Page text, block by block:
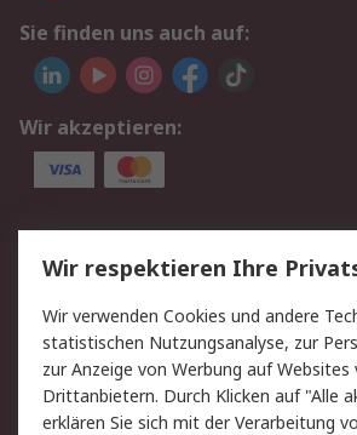
Sie finden uns auch auf:
Wir akzeptieren:
Service
Value Added Services
Rücksendungen
Hilfe
Rechtliches
Wir respektieren Ihre
Wir verwenden Cookies und andere
statistischen Nutzungsanalyse, zur
zur Anzeige von Werbung auf Websites
Drittanbietern. Durch Klicken auf "Alle
erklären Sie sich mit der Verarbeitung